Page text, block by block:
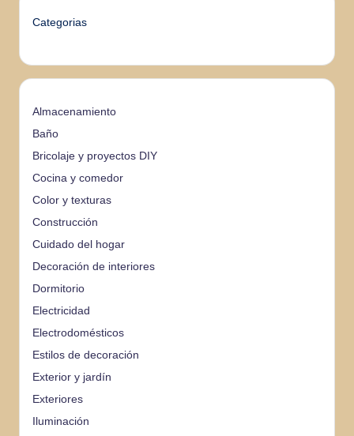
Categorias
Almacenamiento
Baño
Bricolaje y proyectos DIY
Cocina y comedor
Color y texturas
Construcción
Cuidado del hogar
Decoración de interiores
Dormitorio
Electricidad
Electrodomésticos
Estilos de decoración
Exterior y jardín
Exteriores
Iluminación